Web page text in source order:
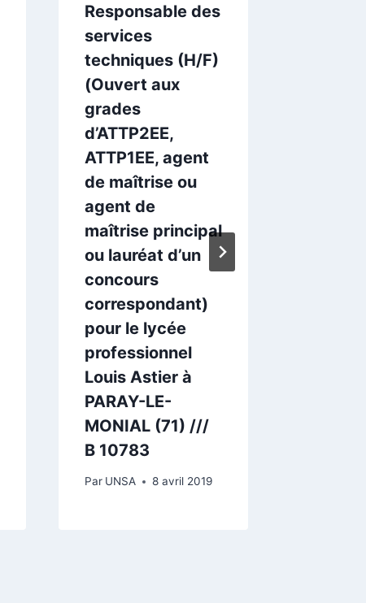
Responsable des
services
techniques (H/F)
(Ouvert aux
grades
d’ATTP2EE,
ATTP1EE, agent
de maîtrise ou
agent de
maîtrise principal
ou lauréat d’un
concours
correspondant)
pour le lycée
professionnel
Louis Astier à
PARAY-LE-
MONIAL (71) ///
B 10783
Par UNSA 8 avril 2019